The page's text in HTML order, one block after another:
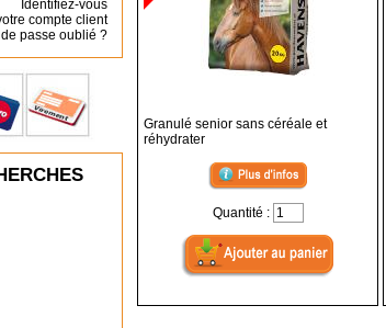
Identifiez-vous
compte client
de passe oublié ?
Granulé senior sans céréale et
réhydrater
Quantité :